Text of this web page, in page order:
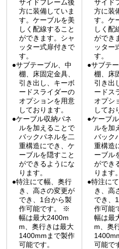
サイドフレーム後
方に装備していま
す。ケーブルを美
しく配線すること
ができます。シャ
ッター式扉付きで
す。
●サブテーブル、中
棚、床固定金具、
引き出し、キーボ
ードスライダーの
オプションを用意
しております。
●ケーブル収納パネ
ルを加えることで
バックパネルを二
重構造にでき、ケ
ーブルを隠すこと
ができるようにな
ります。
●特注にて幅、奥行
き、高さの変更が
でき、1台から製
作可能です。 ※
幅は最大2400m
m、奥行きは最大
1400mmまで製作
可能です。
サイド
方に装
す。ケ
しく配
ができ
ッター
す。
●サブテ
棚、床
引き出
ードス
オプシ
してお
●ケーブ
ルを加
バック
重構造
ーブル
ができ
ります
●特注に
き、高
でき、
作可能
幅は最
m、奥
可能で